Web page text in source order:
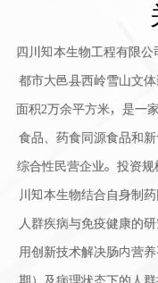
四川知本生物工程有限公
都市大邑县西岭雪山文
面积2万余平方米，是一
食品、药食同源食品和
综合性民营企业。投资
川知本生物结合自身制
人群疾病与免疫健康的
用创新技术解决肠内营
期）及病理状态下的人